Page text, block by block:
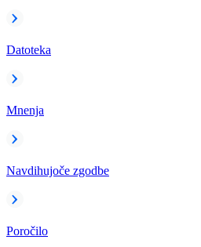
Datoteka
Mnenja
Navdihujoče zgodbe
Poročilo